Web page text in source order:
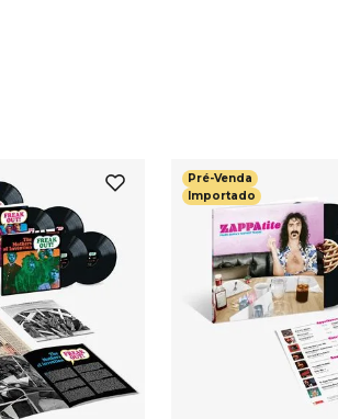
Pré-Venda
Importado